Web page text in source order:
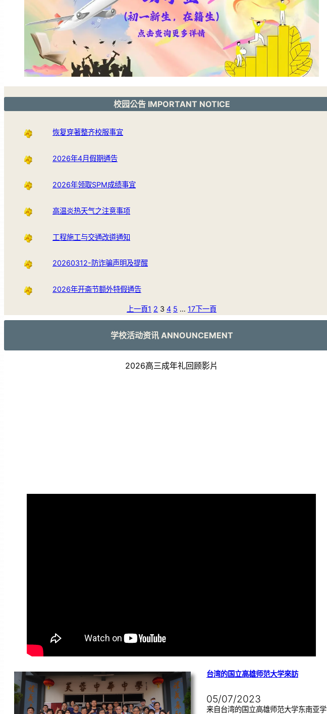
校园公告 IMPORTANT NOTICE
恢复穿著整齐校服事宜
2026年4月假期通告
2026年领取SPM成绩事宜
高温炎热天气之注意事项
工程施工与交通改道通知
20260312-防诈骗声明及提醒
2026年开斋节额外特假通告
上一頁1 2 3 4 5 … 17下一頁
学校活动资讯 ANNOUNCEMENT
2026高三成年礼回顾影片
台湾的国立高雄师范大学來訪
05/07/2023
来自台湾的国立高雄师范大学东南亚学